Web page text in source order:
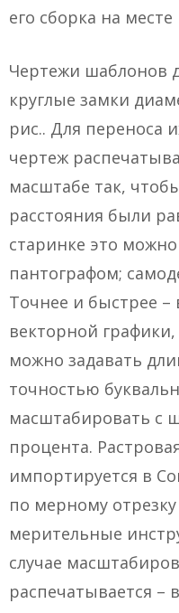
его сборка на месте
Чертежи шаблонов
круглые замки
рис.. Для переноса
чертеж
масштабе так,
расстояния были
старинке это
пантографом;
Точнее и быстрее
векторной
можно задавать
точностью
масштабировать с
процента.
импортируется в
по мерному
мерительные
случае
распечатывается –